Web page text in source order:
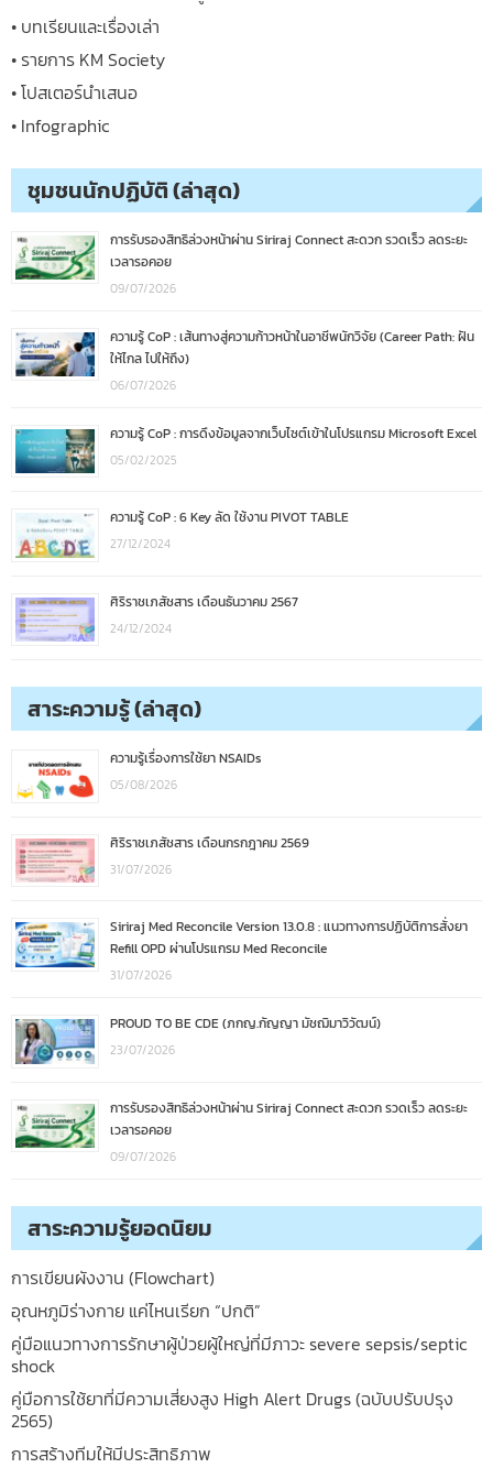
• บทเรียนและเรื่องเล่า
• รายการ KM Society
• โปสเตอร์นำเสนอ
• Infographic
ชุมชนนักปฏิบัติ (ล่าสุด)
การรับรองสิทธิล่วงหน้าผ่าน Siriraj Connect สะดวก รวดเร็ว ลดระยะ
เวลารอคอย
09/07/2026
ความรู้ CoP : เส้นทางสู่ความก้าวหน้าในอาชีพนักวิจัย (Career Path: ฝัน
ให้ไกล ไปให้ถึง)
06/07/2026
ความรู้ CoP : การดึงข้อมูลจากเว็บไซต์เข้าในโปรแกรม Microsoft Excel
05/02/2025
ความรู้ CoP : 6 Key ลัด ใช้งาน PIVOT TABLE
27/12/2024
ศิริราชเภสัชสาร เดือนธันวาคม 2567
24/12/2024
สาระความรู้ (ล่าสุด)
ความรู้เรื่องการใช้ยา NSAIDs
05/08/2026
ศิริราชเภสัชสาร เดือนกรกฎาคม 2569
31/07/2026
Siriraj Med Reconcile Version 13.0.8 : แนวทางการปฏิบัติการสั่งยา
Refill OPD ผ่านโปรแกรม Med Reconcile
31/07/2026
PROUD TO BE CDE (ภกญ.กัญญา มัชฌิมาวิวัฒน์)
23/07/2026
การรับรองสิทธิล่วงหน้าผ่าน Siriraj Connect สะดวก รวดเร็ว ลดระยะ
เวลารอคอย
09/07/2026
สาระความรู้ยอดนิยม
การเขียนผังงาน (Flowchart)
อุณหภูมิร่างกาย แค่ไหนเรียก “ปกติ”
คู่มือแนวทางการรักษาผู้ป่วยผู้ใหญ่ที่มีภาวะ severe sepsis/septic
shock
คู่มือการใช้ยาที่มีความเสี่ยงสูง High Alert Drugs (ฉบับปรับปรุง
2565)
การสร้างทีมให้มีประสิทธิภาพ